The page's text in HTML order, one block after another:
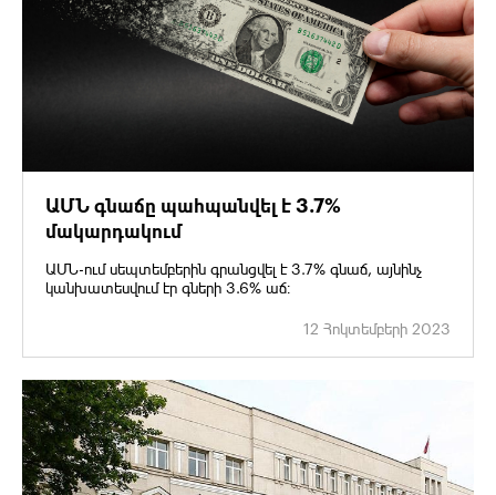
ԱՄՆ գնաճը պահպանվել է 3.7%
մակարդակում
ԱՄՆ-ում սեպտեմբերին գրանցվել է 3.7% գնաճ, այնինչ
կանխատեսվում էր գների 3.6% աճ։
12 Հոկտեմբերի 2023